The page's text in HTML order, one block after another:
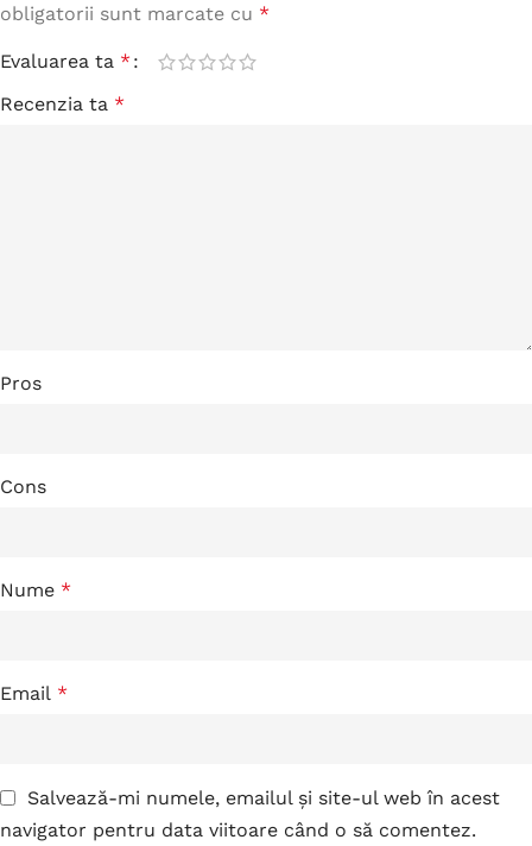
obligatorii sunt marcate cu *
Evaluarea ta *
Recenzia ta *
Pros
Cons
Nume *
Email *
Salvează-mi numele, emailul și site-ul web în acest
navigator pentru data viitoare când o să comentez.